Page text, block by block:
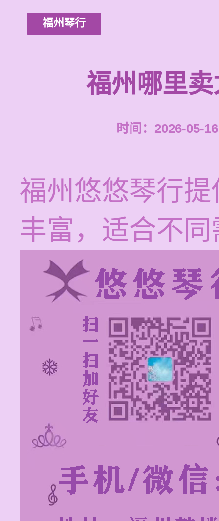
福州琴行
福州哪里
时间：2026-05-
福州悠悠琴行
丰富，适合不